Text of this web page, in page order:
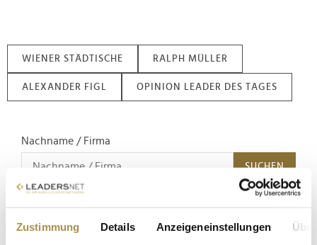
Zustimmung Details Anzeigeneinstellungen
WIENER STÄDTISCHE RALPH MÜLLER
ALEXANDER FIGL OPINION LEADER DES TAGES
Nachname / Firma
SUCHEN
Suche nach Branche
SUCHEN